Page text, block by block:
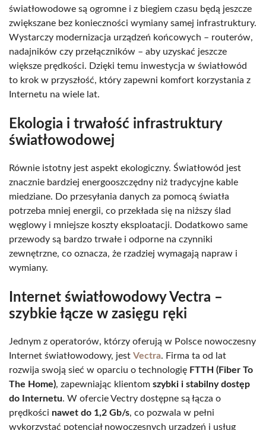
światłowodowe są ogromne i z biegiem czasu będą jeszcze
zwiększane bez konieczności wymiany samej infrastruktury.
Wystarczy modernizacja urządzeń końcowych – routerów,
nadajników czy przełączników – aby uzyskać jeszcze
większe prędkości. Dzięki temu inwestycja w światłowód
to krok w przyszłość, który zapewni komfort korzystania z
Internetu na wiele lat.
Ekologia i trwałość infrastruktury
światłowodowej
Równie istotny jest aspekt ekologiczny. Światłowód jest
znacznie bardziej energooszczędny niż tradycyjne kable
miedziane. Do przesyłania danych za pomocą światła
potrzeba mniej energii, co przekłada się na niższy ślad
węglowy i mniejsze koszty eksploatacji. Dodatkowo same
przewody są bardzo trwałe i odporne na czynniki
zewnętrzne, co oznacza, że rzadziej wymagają napraw i
wymiany.
Internet światłowodowy Vectra –
szybkie łącze w zasięgu ręki
Jednym z operatorów, którzy oferują w Polsce nowoczesny
Internet światłowodowy, jest Vectra. Firma ta od lat
rozwija swoją sieć w oparciu o technologię FTTH (Fiber To
The Home), zapewniając klientom szybki i stabilny dostęp
do Internetu. W ofercie Vectry dostępne są łącza o
prędkości nawet do 1,2 Gb/s, co pozwala w pełni
wykorzystać potencjał nowoczesnych urządzeń i usług